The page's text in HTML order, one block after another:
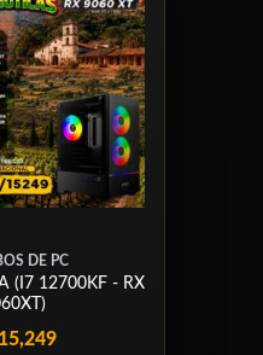
DE PC
(I7 12700KF - RX
15,249